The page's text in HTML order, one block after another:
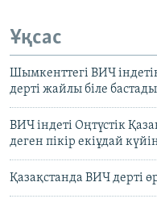
Ұқсас
Шымкенттегі ВИЧ
дерті жайлы біле бастады
ВИЧ індеті Оңтүстік
деген пікір екіұдай
Қазақстанда ВИЧ дерті